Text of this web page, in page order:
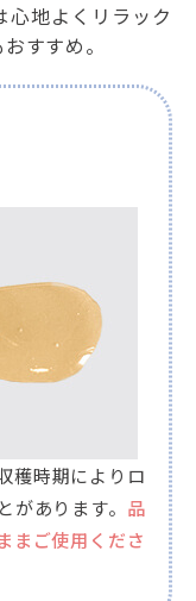
心地よくリラック
すすめ。
穫時期によりロ
があります。 品
まご使用くださ